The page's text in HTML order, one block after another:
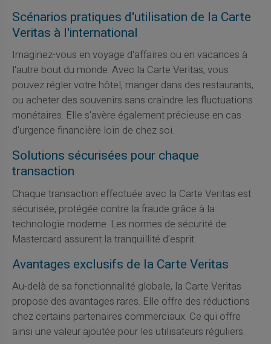
Scénarios pratiques d'utilisation de la Carte
Veritas à l'international
Imaginez-vous en voyage d'affaires ou en vacances à
l'autre bout du monde. Avec la Carte Veritas, vous
pouvez régler votre hôtel, manger dans des restaurants,
ou acheter des souvenirs sans craindre les fluctuations
monétaires. Elle s'avère également précieuse en cas
d'urgence financière loin de chez soi.
Solutions sécurisées pour chaque
transaction
Chaque transaction effectuée avec la Carte Veritas est
sécurisée, protégée contre la fraude grâce à la
technologie moderne. Les normes de sécurité de
Mastercard assurent la tranquillité d'esprit.
Avantages exclusifs de la Carte Veritas
Au-delà de sa fonctionnalité globale, la Carte Veritas
propose des avantages rares. Elle offre des réductions
chez certains partenaires commerciaux. Ce qui offre
ainsi une valeur ajoutée pour les utilisateurs réguliers.